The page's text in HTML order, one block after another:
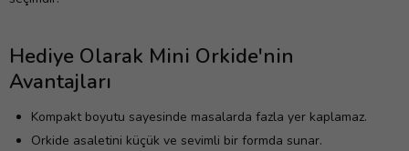
Hediye Olarak Mini Orkide'nin
Avantajları
Kompakt boyutu sayesinde masalarda fazla yer kaplamaz.
Orkide asaletini küçük ve sevimli bir formda sunar.